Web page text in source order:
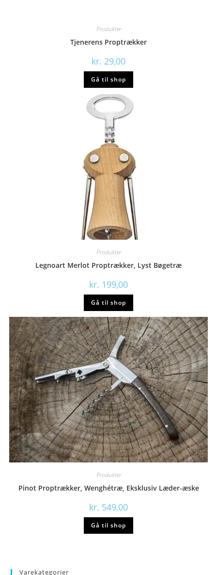
Produkter
Tjenerens Proptrækker
kr. 29,00
Gå til shop
Produkter
Legnoart Merlot Proptrækker, Lyst Bøgetræ
kr. 199,00
Gå til shop
Produkter
Pinot Proptrækker, Wenghétræ, Eksklusiv Læder-æske
kr. 549,00
Gå til shop
Varekategorier